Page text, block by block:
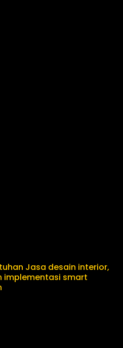
Jasa desain interior,
implementasi smart